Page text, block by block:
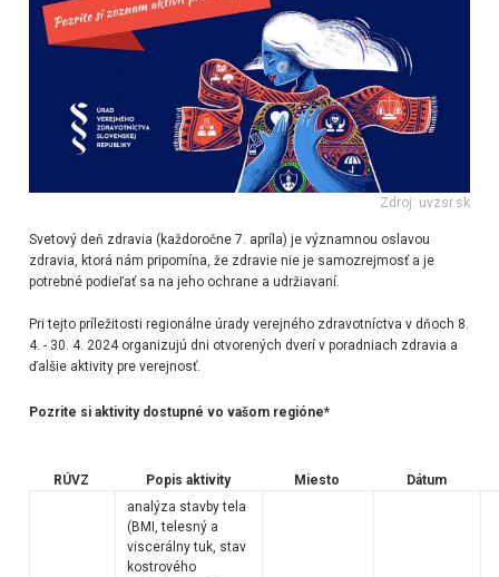
Zdroj: uvzsr.sk
Svetový deň zdravia (každoročne 7. apríla) je významnou oslavou
zdravia, ktorá nám pripomína, že zdravie nie je samozrejmosť a je
potrebné podieľať sa na jeho ochrane a udržiavaní.
Pri tejto príležitosti regionálne úrady verejného zdravotníctva v dňoch 8.
4. - 30. 4. 2024 organizujú dni otvorených dverí v poradniach zdravia a
ďalšie aktivity pre verejnosť.
Pozrite si aktivity dostupné vo vašom regióne*
RÚVZ Popis aktivity Miesto Dátum
analýza stavby tela
(BMI, telesný a
viscerálny tuk, stav
kostrového